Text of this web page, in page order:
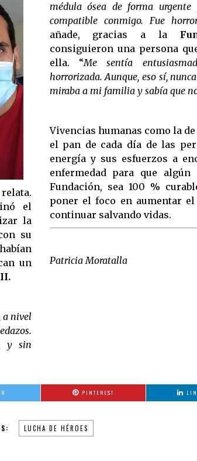
el
la
su
un
a nivel
y sin
médula ósea de forma
compatible conmigo. Fue
añade, gracias a la
consiguieron una persona
ella. “Me sentía
horrorizada. Aunque, eso sí,
miraba a mi familia y sabía que
Vivencias humanas como la de
el pan de cada día de las
energía y sus esfuerzos a
enfermedad para que
Fundación, sea 100 %
poner el foco en aumentar
continuar salvando vidas.
Patricia Moratalla
PINTEREST
LUCHA DE HÉROES